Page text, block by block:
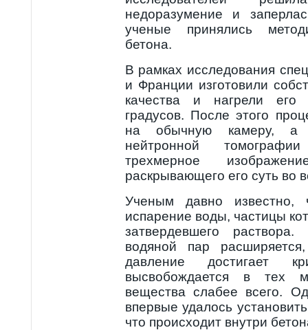
недоразумение и
ученые принялись
бетона.
В рамках исследования
и Франции изготовили
качества и нагрели его
градусов. После этого
на обычную камеру,
нейтронной
трехмерное
раскрывающего его суть во
Ученым давно известно,
испарение воды, частицы
затвердевшего
водяной пар
давление достигает
высвобождается в тех
вещества слабее всего.
впервые удалось
что происходит внутри